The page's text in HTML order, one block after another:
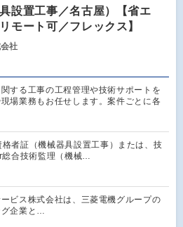
設置工事／名古屋）【省エ
モート可／フレックス】
社
する工事の工程管理や技術サポートを
場業務もお任せします。案件ごとに各
格者証（機械器具設置工事）または、技
総合技術監理（機械…
ビス株式会社は、三菱電機グループの
グ企業と…